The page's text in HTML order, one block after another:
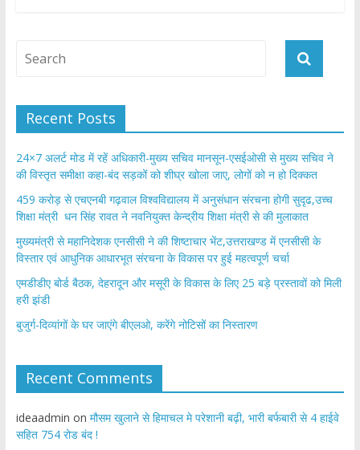
o
Recent Posts
24×7 अलर्ट मोड में रहें अधिकारी-मुख्य सचिव मानसून-एसईओसी से मुख्य सचिव ने
की विस्तृत समीक्षा कहा-बंद सड़कों को शीघ्र खोला जाए, लोगों को न हो दिक्कत
459 करोड़ से एचएनबी गढ़वाल विश्वविद्यालय में अनुसंधान संरचना होगी सुदृढ,उच्च
शिक्षा मंत्री धन सिंह रावत ने नवनियुक्त केन्द्रीय शिक्षा मंत्री से की मुलाकात
मुख्यमंत्री से महानिदेशक एनसीसी ने की शिष्टाचार भेंट,उत्तराखण्ड में एनसीसी के
विस्तार एवं आधुनिक आधारभूत संरचना के विकास पर हुई महत्वपूर्ण चर्चा
एमडीडीए बोर्ड बैठक, देहरादून और मसूरी के विकास के लिए 25 बड़े प्रस्तावों को मिली
हरी झंडी
बुजुर्ग-दिव्यांगों के घर जाएंगे बीएलओ, करेंगे नोटिसों का निस्तारण
Recent Comments
ideaadmin on मौसम खुलाने से हिमाचल मे परेशानी बढ़ी, भारी बर्फबारी से 4 हाईवे
सहित 754 रोड बंद !